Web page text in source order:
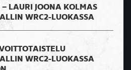
LAURI JOONA KOLMAS
WRC2-LUOKASSA
WRC2-LUOKASSA